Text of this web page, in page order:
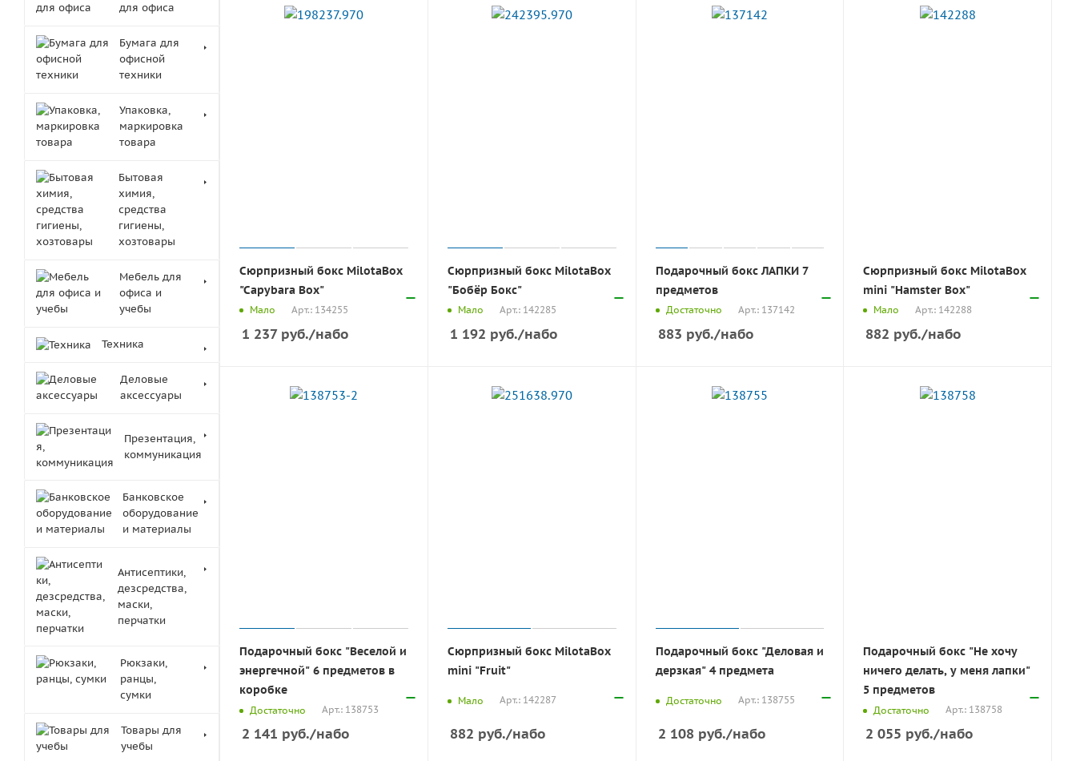
Сюрпризный бокс MilotaBox
"Capybara Box"
Мало Арт.: 134255
1 237руб./набо
Сюрпризный бокс MilotaBox
"Бобёр Бокс"
Мало Арт.: 142285
1 192 руб./набо
Подарочный бокс ЛАПКИ 7
предметов
Достаточно Арт.: 137142
883 руб./набо
Сюрпризный бокс MilotaBox
mini "Hamster Box"
Мало Арт.: 142288
882 руб./набо
Подарочный бокс "Веселой и
энергечной" 6 предметов в
коробке
Достаточно Арт.: 138753
2 141 руб./набо
Сюрпризный бокс MilotaBox
mini "Fruit"
Мало Арт.: 142287
882 руб./набо
Подарочный бокс "Деловая и
дерзкая" 4 предмета
Достаточно Арт.: 138755
2 108 руб./набо
Подарочный бокс "Не хочу
ничего делать, у меня лапки"
5 предметов
Достаточно Арт.: 138758
2 055 руб./набо
для офиса
Бумага для
офисной
техники
Упаковка,
маркировка
товара
Бытовая
химия,
средства
гигиены,
хозтовары
Мебель для
офиса и
учебы
Техника
Деловые
аксессуары
Презентация,
коммуникация
Банковское
оборудование
и материалы
Антисептики,
дезсредства,
маски,
перчатки
Рюкзаки,
ранцы,
сумки
Товары для
учебы